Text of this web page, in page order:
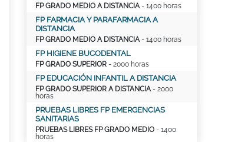
FP GRADO MEDIO A DISTANCIA- 1400 horas
FP FARMACIA Y PARAFARMACIA A
DISTANCIA
FP GRADO MEDIO A DISTANCIA- 1400 horas
FP HIGIENE BUCODENTAL
FP GRADO SUPERIOR - 2000 horas
FP EDUCACIÓN INFANTIL A DISTANCIA
FP GRADO SUPERIOR A DISTANCIA- 2000
horas
PRUEBAS LIBRES FP EMERGENCIAS
SANITARIAS
PRUEBAS LIBRES FP GRADO MEDIO - 1400
horas